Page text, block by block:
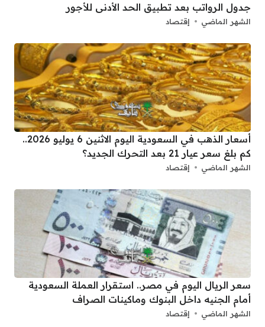
جدول الرواتب بعد تطبيق الحد الأدنى للأجور
الشهر الماضي إقتصاد
أسعار الذهب في السعودية اليوم الاثنين 6 يوليو 2026..
كم بلغ سعر عيار 21 بعد التحرك الجديد؟
الشهر الماضي إقتصاد
سعر الريال اليوم في مصر.. استقرار العملة السعودية
أمام الجنيه داخل البنوك وماكينات الصراف
الشهر الماضي إقتصاد